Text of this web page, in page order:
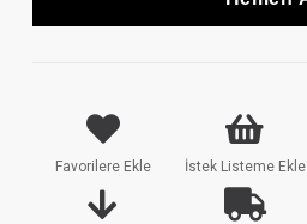
Favorilere Ekle İstek Listeme Ekle